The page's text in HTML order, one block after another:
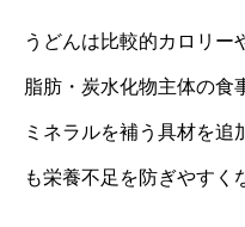
うどんは比較的カロリー
脂肪・炭水化物主体の食
ミネラルを補う具材を追
も栄養不足を防ぎやすく